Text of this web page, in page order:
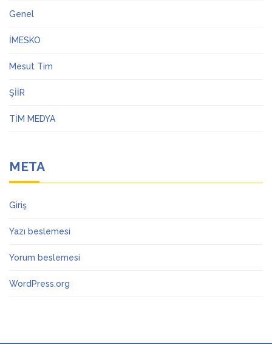
Genel
İMESKO
Mesut Tim
ŞİİR
TİM MEDYA
META
Giriş
Yazı beslemesi
Yorum beslemesi
WordPress.org